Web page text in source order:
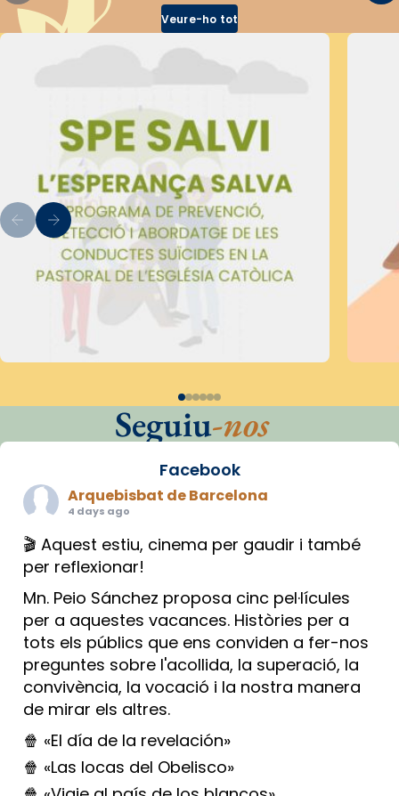
Veure-ho tot
Seguiu-nos
Facebook
Arquebisbat de Barcelona
4 days ago
🎬 Aquest estiu, cinema per gaudir i també
per reflexionar!
Mn. Peio Sánchez proposa cinc pel·lícules
per a aquestes vacances. Històries per a
tots els públics que ens conviden a fer-nos
preguntes sobre l'acollida, la superació, la
convivència, la vocació i la nostra manera
de mirar els altres.
🍿 «El día de la revelación»
🍿 «Las locas del Obelisco»